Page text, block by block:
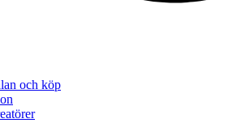
och köp